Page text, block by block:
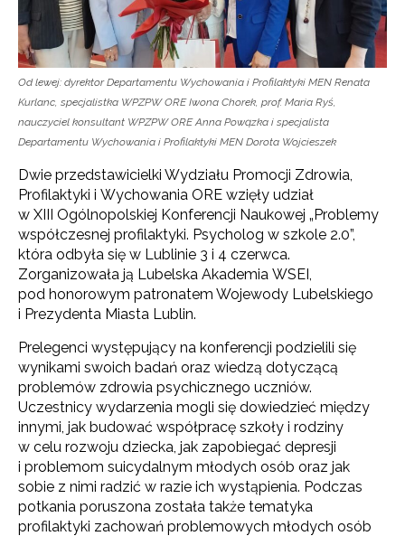
Od lewej: dyrektor Departamentu Wychowania i Profilaktyki MEN Renata
Kurlanc, specjalistka WPZPW ORE Iwona Chorek, prof. Maria Ryś,
nauczyciel konsultant WPZPW ORE Anna Powązka i specjalista
Departamentu Wychowania i Profilaktyki MEN Dorota Wojcieszek
Dwie przedstawicielki Wydziału Promocji Zdrowia,
Profilaktyki i Wychowania ORE wzięły udział
w XIII Ogólnopolskiej Konferencji Naukowej „Problemy
współczesnej profilaktyki. Psycholog w szkole 2.0”,
która odbyła się w Lublinie 3 i 4 czerwca.
Zorganizowała ją Lubelska Akademia WSEI,
pod honorowym patronatem Wojewody Lubelskiego
i Prezydenta Miasta Lublin.
Prelegenci występujący na konferencji podzielili się
wynikami swoich badań oraz wiedzą dotyczącą
problemów zdrowia psychicznego uczniów.
Uczestnicy wydarzenia mogli się dowiedzieć między
innymi, jak budować współpracę szkoły i rodziny
w celu rozwoju dziecka, jak zapobiegać depresji
i problemom suicydalnym młodych osób oraz jak
sobie z nimi radzić w razie ich wystąpienia. Podczas
potkania poruszona została także tematyka
profilaktyki zachowań problemowych młodych osób